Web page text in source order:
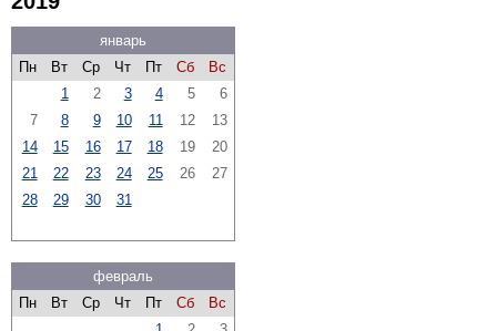
январь
Пн
Вт Ср Чт Пт Сб
Вс
1
2 3 4 5
6
7
8 9 10 11 12
13
14
15 16 17 18 19
20
21
22 23 24 25 26
27
28
29 30 31
февраль
Пн
Вт Ср Чт Пт Сб
Вс